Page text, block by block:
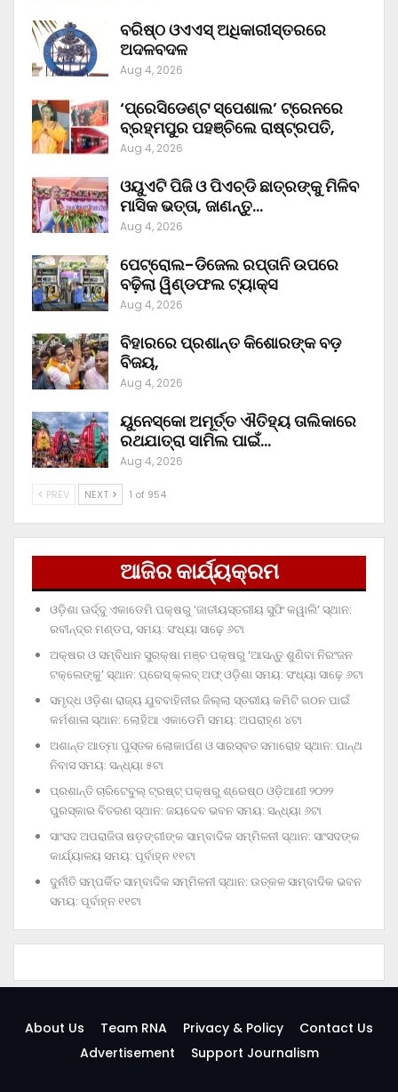
ବରିଷ୍ଠ ଓଏଏସ୍‌ ଅଧିକାରୀସ୍ତରରେ
ଅଦଳବଦଳ
Aug 4, 2026
‘ପ୍ରେସିଡେଣ୍ଟ ସ୍ପେଶାଲ’ ଟ୍ରେନରେ
ବ୍ରହ୍ମପୁର ପହଞ୍ଚିଲେ ରାଷ୍ଟ୍ରପତି,
Aug 4, 2026
ଓୟୁଏଟି ପିଜି ଓ ପିଏଚ୍‌ଡି ଛାତ୍ରଙ୍କୁ ମିଳିବ
ମାସିକ ଭତ୍ତା, ଜାଣନ୍ତୁ…
Aug 4, 2026
ପେଟ୍ରୋଲ-ଡିଜେଲ ରପ୍ତାନି ଉପରେ
ବଢ଼ିଲା ୱିଣ୍ଡଫଲ ଟ୍ୟାକ୍ସ
Aug 4, 2026
ବିହାରରେ ପ୍ରଶାନ୍ତ କିଶୋରଙ୍କ ବଡ଼
ବିଜୟ,
Aug 4, 2026
ୟୁନେସ୍କୋ ଅମୂର୍ତ୍ତ ଐତିହ୍ୟ ତାଲିକାରେ
ରଥଯାତ୍ରା ସାମିଲ ପାଇଁ…
Aug 4, 2026
PREV NEXT 1 of 954
ଆଜିର କାର୍ଯ୍ୟକ୍ରମ
ଓଡ଼ିଶା ଊର୍ଦ୍ଦୁ ଏକାଡେମି ପକ୍ଷରୁ ‘ଜାତୀୟସ୍ତରୀୟ ସୁଫି କୱାଲି’ ସ୍ଥାନ:
ରବୀନ୍ଦ୍ର ମଣ୍ଡପ, ସମୟ: ସଂଧ୍ୟା ସାଢ଼େ ୬ଟା
ଅକ୍ଷର ଓ ସମ୍ବିଧାନ ସୁରକ୍ଷା ମଞ୍ଚ ପକ୍ଷରୁ ‘ଆସନ୍ତୁ ଶୁଣିବା ନିରଂଜନ
ଟକ୍‌ଲେଙ୍କୁ’ ସ୍ଥାନ: ପ୍ରେସ୍‌ କ୍ଲବ୍‌ ଅଫ୍‌ ଓଡ଼ିଶା ସମୟ: ସଂଧ୍ୟା ସାଢ଼େ ୬ଟା
ସମୃଦ୍ଧ ଓଡ଼ିଶା ରାଜ୍ୟ ଯୁବବାହିନୀର ଜିଲ୍ଲା ସ୍ତରୀୟ କମିଟି ଗଠନ ପାଇଁ
କର୍ମଶାଳା ସ୍ଥାନ: ଲୋହିଆ ଏକାଡେମି ସମୟ: ଅପରାହ୍‌ଣ ୪ଟା
ଅଶାନ୍ତ ଆତ୍ମା ପୁସ୍ତକ ଲୋକାର୍ପଣ ଓ ସାରସ୍ବତ ସମାରୋହ ସ୍ଥାନ: ପାନ୍ଥ
ନିବାସ ସମୟ: ସନ୍ଧ୍ୟା ୫ଟା
ପ୍ରଶାନ୍ତି ଚାରିଟେବୁଲ୍‌ ଟ୍ରଷ୍ଟ୍‌ ପକ୍ଷରୁ ଶ୍ରେଷ୍ଠ ଓଡ଼ିଆଣୀ ୨୦୨୨
ପୁରସ୍କାର ବିତରଣ ସ୍ଥାନ: ଜୟଦେବ ଭବନ ସମୟ: ସନ୍ଧ୍ୟା ୬ଟା
ସାଂସଦ ଅପରାଜିତା ଷଡ଼ଙ୍ଗୀଙ୍କ ସାମ୍ବାଦିକ ସମ୍ମିଳନୀ ସ୍ଥାନ: ସାଂସଦଙ୍କ
କାର୍ଯ୍ୟାଳୟ ସମୟ: ପୂର୍ବାହ୍ନ ୧୧ଟା
ଦୁର୍ନୀତି ସମ୍ପର୍କିତ ସାମ୍ବାଦିକ ସମ୍ମିଳନୀ ସ୍ଥାନ: ଉତ୍କଳ ସାମ୍ବାଦିକ ଭବନ
ସମୟ: ପୂର୍ବାହ୍ନ ୧୧ଟା
About Us Team RNA Privacy & Policy
Contact Us
Advertisement
Support Journalism